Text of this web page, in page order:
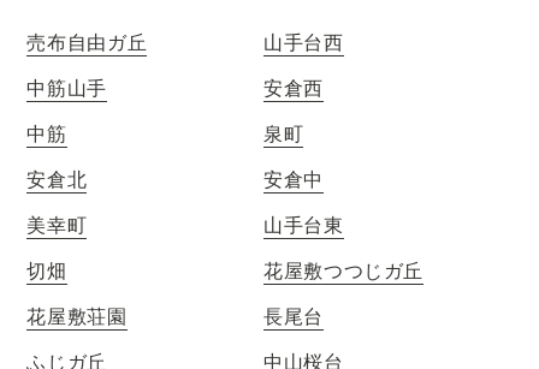
売布自由ガ丘
山手台西
中筋山手
安倉西
中筋
泉町
安倉北
安倉中
美幸町
山手台東
切畑
花屋敷つつじガ丘
花屋敷荘園
長尾台
ふじガ丘
中山桜台